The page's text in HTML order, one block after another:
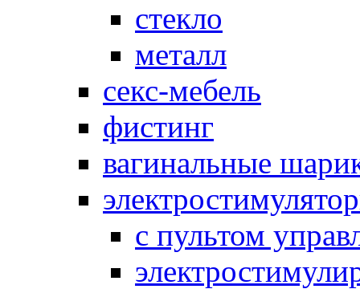
стекло
металл
секс-мебель
фистинг
вагинальные
с пультом